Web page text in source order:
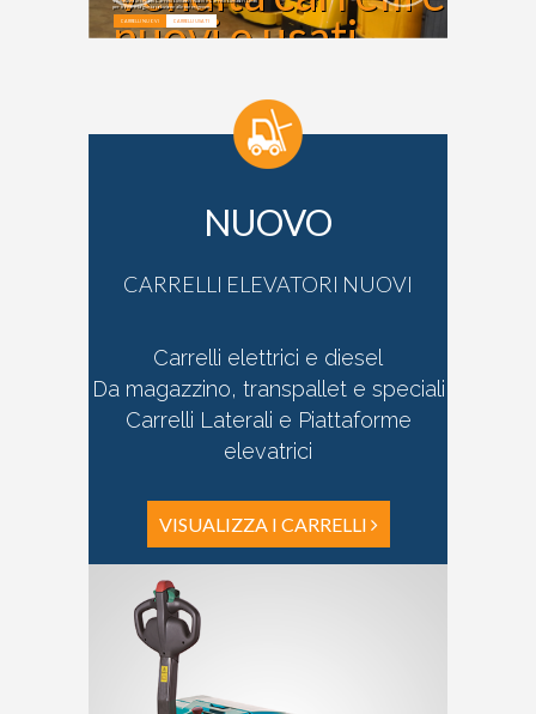
nuovi e usati
per trovare la giusta soluzione alle tue esigenze.
CARRELLI NUOVI CARRELLI USATI
NUOVO
CARRELLI ELEVATORI NUOVI
Carrelli elettrici e diesel
Da magazzino, transpallet e speciali
Carrelli Laterali e Piattaforme
elevatrici
VISUALIZZA I CARRELLI